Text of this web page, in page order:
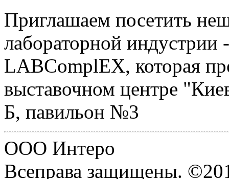
Приглашаем посетить
лабораторной
LABComplEX, которая
выставочном центре
Б, павильон №3
ООО Интеро
Всеправа защищены.